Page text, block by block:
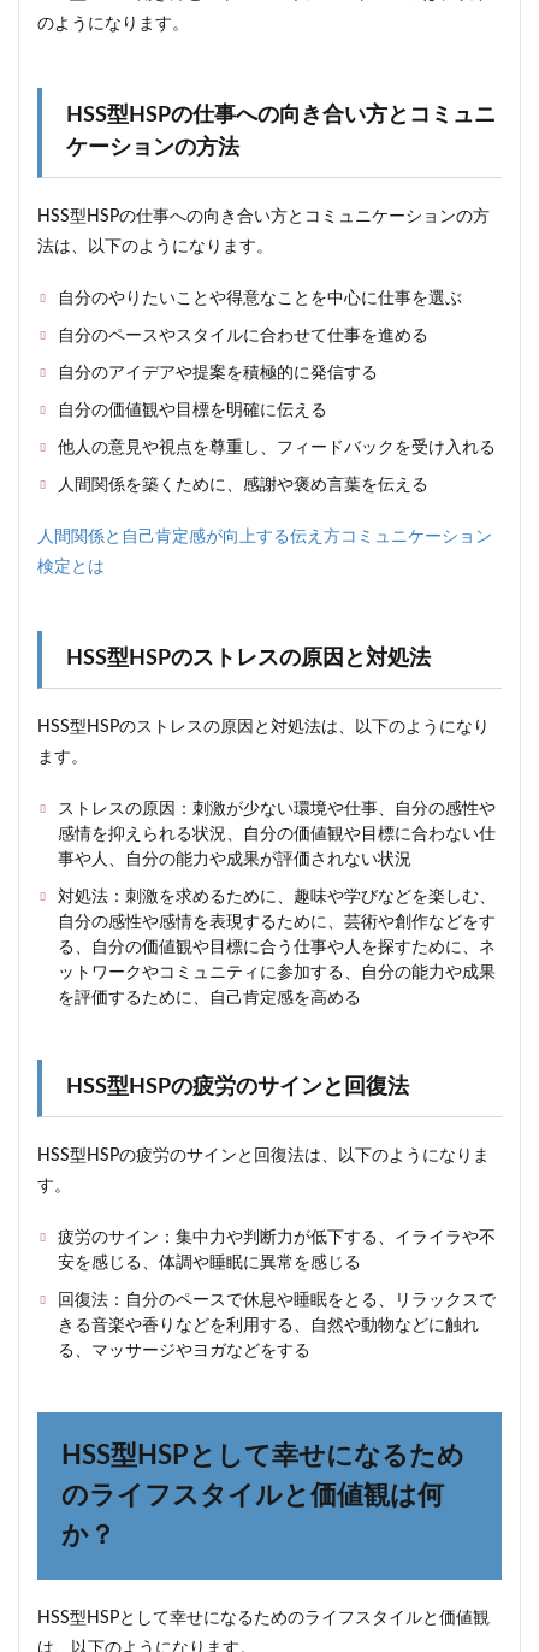
のようになります。
HSS型HSPの仕事への向き合い方とコミュニ
ケーションの方法
HSS型HSPの仕事への向き合い方とコミュニケーションの方
法は、以下のようになります。
自分のやりたいことや得意なことを中心に仕事を選ぶ
自分のペースやスタイルに合わせて仕事を進める
自分のアイデアや提案を積極的に発信する
自分の価値観や目標を明確に伝える
他人の意見や視点を尊重し、フィードバックを受け入れる
人間関係を築くために、感謝や褒め言葉を伝える
人間関係と自己肯定感が向上する伝え方コミュニケーション
検定とは
HSS型HSPのストレスの原因と対処法
HSS型HSPのストレスの原因と対処法は、以下のようになり
ます。
ストレスの原因：刺激が少ない環境や仕事、自分の感性や
感情を抑えられる状況、自分の価値観や目標に合わない仕
事や人、自分の能力や成果が評価されない状況
対処法：刺激を求めるために、趣味や学びなどを楽しむ、
自分の感性や感情を表現するために、芸術や創作などをす
る、自分の価値観や目標に合う仕事や人を探すために、ネ
ットワークやコミュニティに参加する、自分の能力や成果
を評価するために、自己肯定感を高める
HSS型HSPの疲労のサインと回復法
HSS型HSPの疲労のサインと回復法は、以下のようになりま
す。
疲労のサイン：集中力や判断力が低下する、イライラや不
安を感じる、体調や睡眠に異常を感じる
回復法：自分のペースで休息や睡眠をとる、リラックスで
きる音楽や香りなどを利用する、自然や動物などに触れ
る、マッサージやヨガなどをする
HSS型HSPとして幸せになるため
のライフスタイルと価値観は何
か？
HSS型HSPとして幸せになるためのライフスタイルと価値観
は、以下のようになります。